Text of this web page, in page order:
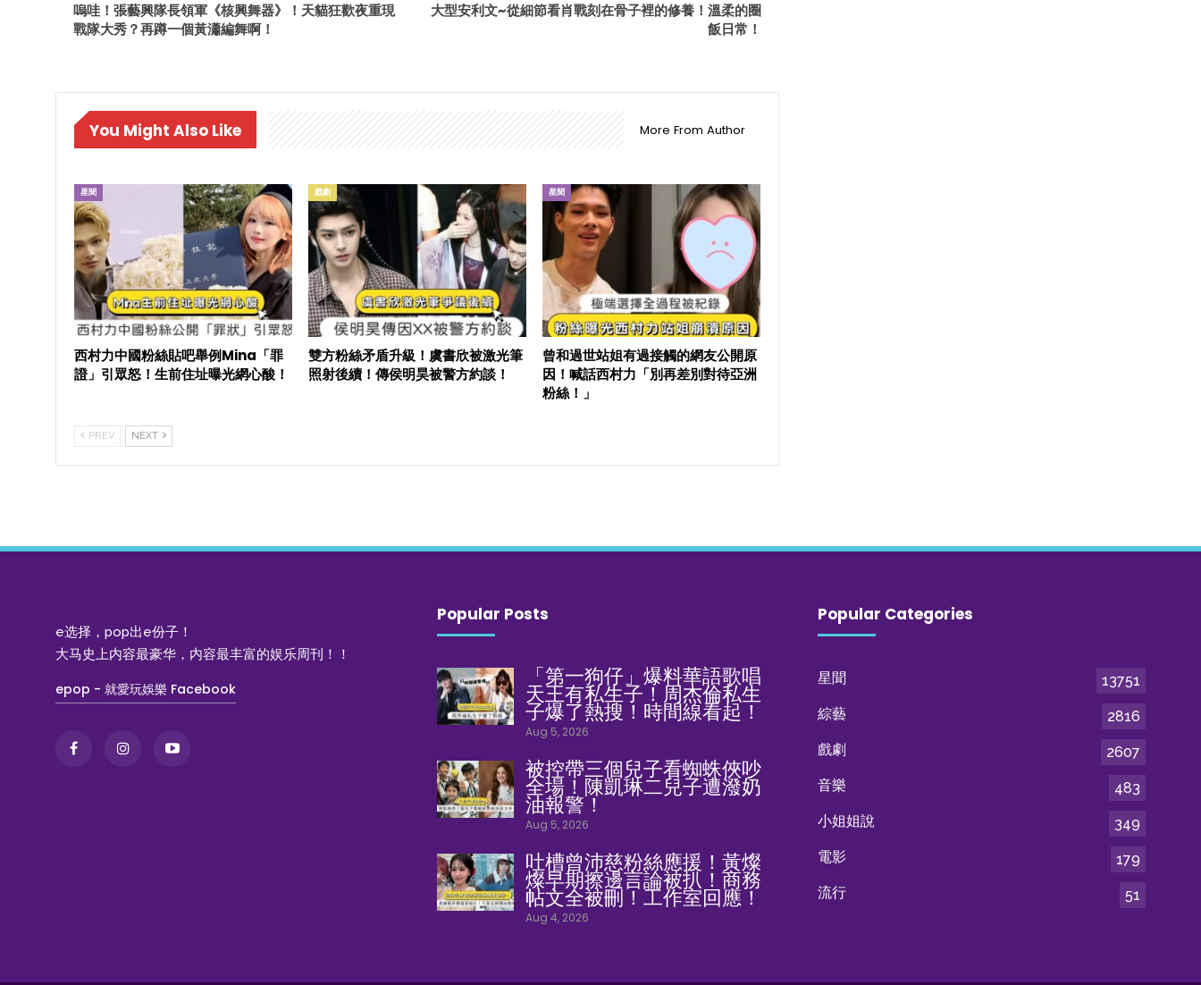
嗚哇！張藝興隊長領軍《核興舞器》！天貓狂歡夜重現
戰隊大秀？再蹲一個黃瀟編舞啊！
大型安利文~從細節看肖戰刻在骨子裡的修養！溫柔的圈
飯日常！
You Might Also Like More From Author
星聞
西村力中國粉絲貼吧舉例Mina「罪
證」引眾怒！生前住址曝光網心酸！
戲劇
雙方粉絲矛盾升級！虞書欣被激光筆
照射後續！傳侯明昊被警方約談！
星聞
曾和過世站姐有過接觸的網友公開原
因！喊話西村力「別再差別對待亞洲
粉絲！」
PREV NEXT
e选择，pop出e份子！
大马史上内容最豪华，内容最丰富的娱乐周刊！！
epop - 就愛玩娛樂 Facebook
Popular Posts
「第一狗仔」爆料華語歌唱
天王有私生子！周杰倫私生
子爆了熱搜！時間線看起！
Aug 5, 2026
被控帶三個兒子看蜘蛛俠吵
全場！陳凱琳二兒子遭潑奶
油報警！
Aug 5, 2026
吐槽曾沛慈粉絲應援！黃燦
燦早期擦邊言論被扒！商務
帖文全被刪！工作室回應！
Aug 4, 2026
Popular Categories
星聞
13751
綜藝
2816
戲劇
2607
音樂
483
小姐姐說
349
電影
179
流行
51